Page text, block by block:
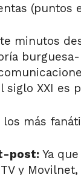
(puntos
minutos
siglo XXI es
los más
post: Ya
y